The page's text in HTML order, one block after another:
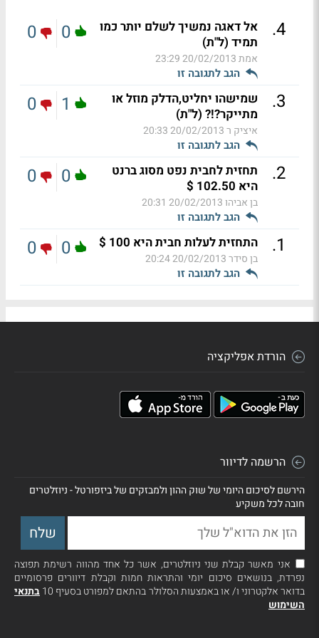
4
.
אל דאגה נמשיך לשלם יותר כמו
תמיד (ל"ת)
אמת20/02/2013 23:29
הגב לתגובה זו
0
0
3
.
שמישהו יחליט,הדלק מוזל או
מתייקר?!? (ל"ת)
איציק ר20/02/2013 20:33
הגב לתגובה זו
1
0
2
.
תחזית לחבית נפט מסוג ברנט
היא 102.50 $
בן אביהו20/02/2013 20:31
הגב לתגובה זו
0
0
1
. התחזית לעלות חבית היא 100 $
בן סידר20/02/2013 20:24
הגב לתגובה זו
0
0
הורדת אפליקציה
הרשמה לדיוור
הירשם לסיכום היומי של שוק ההון ולמבזקים של ביזפורטל - ניוזלטרים
חובה לכל משקיע
אני מאשר קבלת שני ניוזלטרים, אשר כל אחד מהווה רשימת תפוצה
נפרדת, בנושאים סיכום יומי והתראות חמות וקבלת דיוורים פרסומיים
בדואר אלקטרוני ו/ או באמצעות הסלולר בהתאם למפורט בסעיף 10
בתנאי
השימוש